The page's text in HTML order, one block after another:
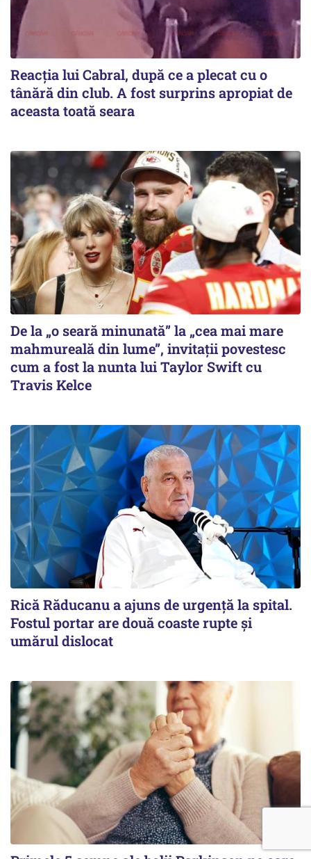
Reacția lui Cabral, după ce a plecat cu o
tânără din club. A fost surprins apropiat de
aceasta toată seara
De la „o seară minunată” la „cea mai mare
mahmureală din lume”, invitații povestesc
cum a fost la nunta lui Taylor Swift cu
Travis Kelce
Rică Răducanu a ajuns de urgență la spital.
Fostul portar are două coaste rupte și
umărul dislocat